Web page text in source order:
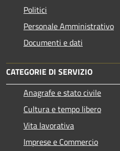
Politici
Personale Amministrativo
Documenti e dati
CATEGORIE DI SERVIZIO
Anagrafe e stato civile
Cultura e tempo libero
Vita lavorativa
Imprese e Commercio